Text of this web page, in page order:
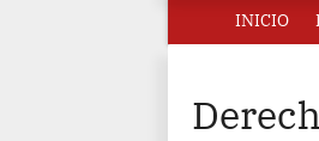
INICIO